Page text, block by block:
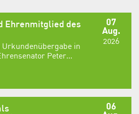
07
Aug.
2026
Ehrenmitglied des
in
Peter...
06